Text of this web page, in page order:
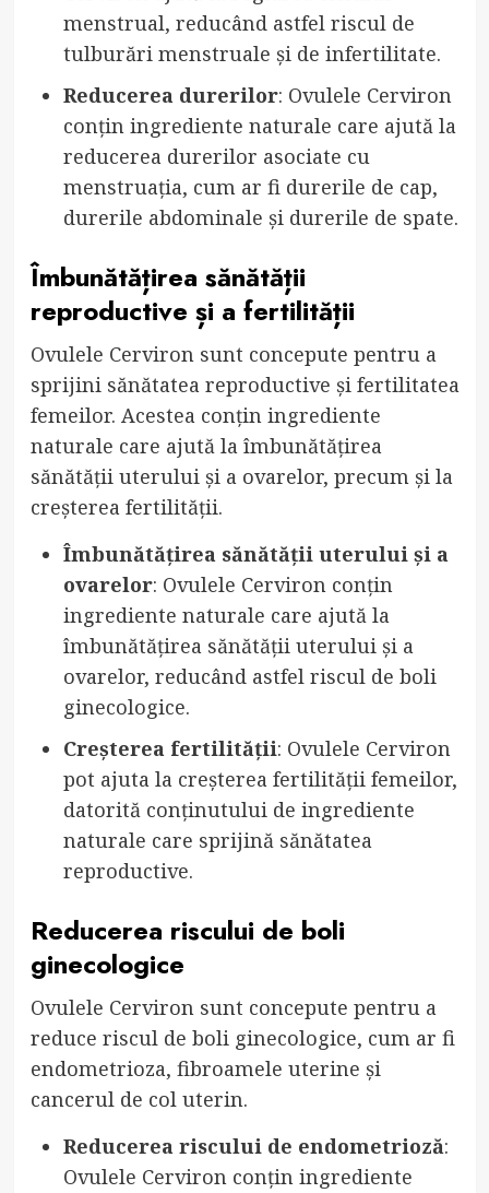
menstrual, reducând astfel riscul de
tulburări menstruale și de infertilitate.
Reducerea durerilor: Ovulele Cerviron
conțin ingrediente naturale care ajută la
reducerea durerilor asociate cu
menstruația, cum ar fi durerile de cap,
durerile abdominale și durerile de spate.
Îmbunătățirea sănătății
reproductive și a fertilității
Ovulele Cerviron sunt concepute pentru a
sprijini sănătatea reproductive și fertilitatea
femeilor. Acestea conțin ingrediente
naturale care ajută la îmbunătățirea
sănătății uterului și a ovarelor, precum și la
creșterea fertilității.
Îmbunătățirea sănătății uterului și a
ovarelor: Ovulele Cerviron conțin
ingrediente naturale care ajută la
îmbunătățirea sănătății uterului și a
ovarelor, reducând astfel riscul de boli
ginecologice.
Creșterea fertilității: Ovulele Cerviron
pot ajuta la creșterea fertilității femeilor,
datorită conținutului de ingrediente
naturale care sprijină sănătatea
reproductive.
Reducerea riscului de boli
ginecologice
Ovulele Cerviron sunt concepute pentru a
reduce riscul de boli ginecologice, cum ar fi
endometrioza, fibroamele uterine și
cancerul de col uterin.
Reducerea riscului de endometrioză:
Ovulele Cerviron conțin ingrediente